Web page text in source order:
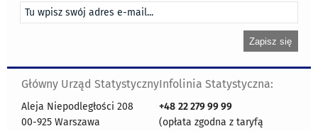
Główny Urząd Statystyczny
Aleja Niepodległości 208
00-925 Warszawa
Infolinia Statystyczna:
+48 22 279 99 99
(opłata zgodna z taryfą